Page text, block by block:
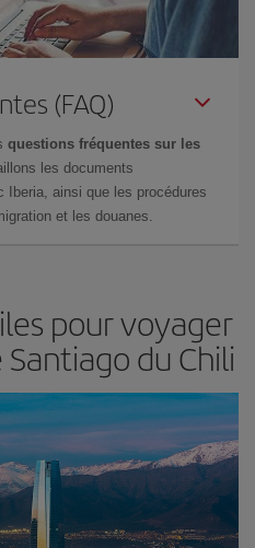
(FAQ)
questions fréquentes sur les
les documents
Iberia, ainsi que les procédures
et les douanes.
pour voyager
du Chili